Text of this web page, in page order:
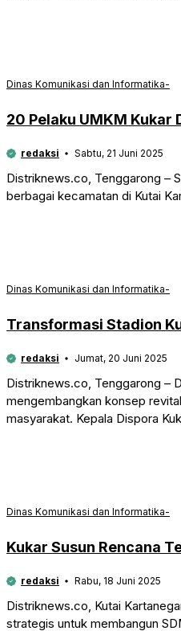
Dinas Komunikasi dan Informatika-
20 Pelaku UMKM Kukar
redaksi Sabtu, 21 Juni 2025
Distriknews.co, Tenggarong –
berbagai kecamatan di Kutai
Dinas Komunikasi dan Informatika-
Transformasi Stadion
redaksi Jumat, 20 Juni 2025
Distriknews.co, Tenggarong –
mengembangkan konsep
masyarakat. Kepala Dispora
Dinas Komunikasi dan Informatika-
Kukar Susun Rencana
redaksi Rabu, 18 Juni 2025
Distriknews.co, Kutai
strategis untuk membangun